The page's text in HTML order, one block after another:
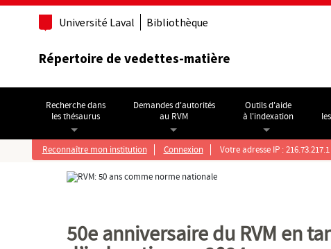
Aller au contenu principal
Université Laval Bibliothèque
Répertoire de vedettes-matière
Recherche dans
les thésaurus
Demandes d'autorités
au RVM
Outils d'aide
à l'indexation
Reconnaître mon institution Connexion Votre adresse IP : 216.73.217.1
50e anniversaire du RVM en